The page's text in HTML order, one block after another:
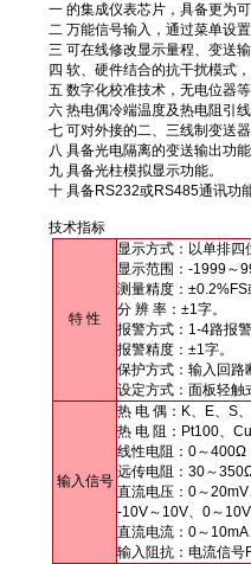
一 的集成仪表芯片，具备更为
二 万能信号输入，通过菜单设
三 可在线修改显示量程、变送
四 软、硬件结合的抗干扰模式
五 数字化校准技术，无电位器
六 热电偶冷端温度及热电阻引
七 可对外接的二、三线制变送
八 具备光电隔离的变送输出功
九 具备光柱模拟显示功能。
十 具备RS232或RS485通讯功
技术指标
特 性
显示方式：以单排
显示范围：-1999～
测量精度：
分 辨 率：±1字。
报警方式：1-4路报
报警精度：±1字。
保护方式：输入回路
设定方式：面板轻触
输入信号
热 电 偶：K、E、S
热 电 阻：Pt100、
线性电阻：0～400Ω
远传电阻：30～
直流电压：0～
-10V～10V、0～
直流电流：0～
输入阻抗：电流信